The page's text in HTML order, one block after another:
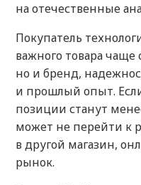
на отечественные
Покупатель
важного товара чаще
но и бренд,
и прошлый опыт.
позиции станут
может не перейти к
в другой магазин,
рынок.